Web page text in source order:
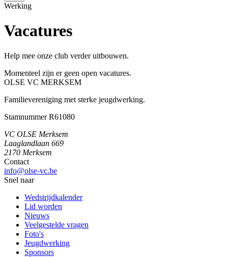
Werking
Vacatures
Help mee onze club verder uitbouwen.
Momenteel zijn er geen open vacatures.
OLSE VC MERKSEM
Familievereniging met sterke jeugdwerking.
Stamnummer R61080
VC OLSE Merksem
Laaglandlaan 669
2170 Merksem
Contact
info@olse-vc.be
Snel naar
Wedstrijdkalender
Lid worden
Nieuws
Veelgestelde vragen
Foto's
Jeugdwerking
Sponsors